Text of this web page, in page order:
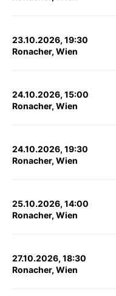
23.10.2026, 19:30
Ronacher, Wien
24.10.2026, 15:00
Ronacher, Wien
24.10.2026, 19:30
Ronacher, Wien
25.10.2026, 14:00
Ronacher, Wien
27.10.2026, 18:30
Ronacher, Wien